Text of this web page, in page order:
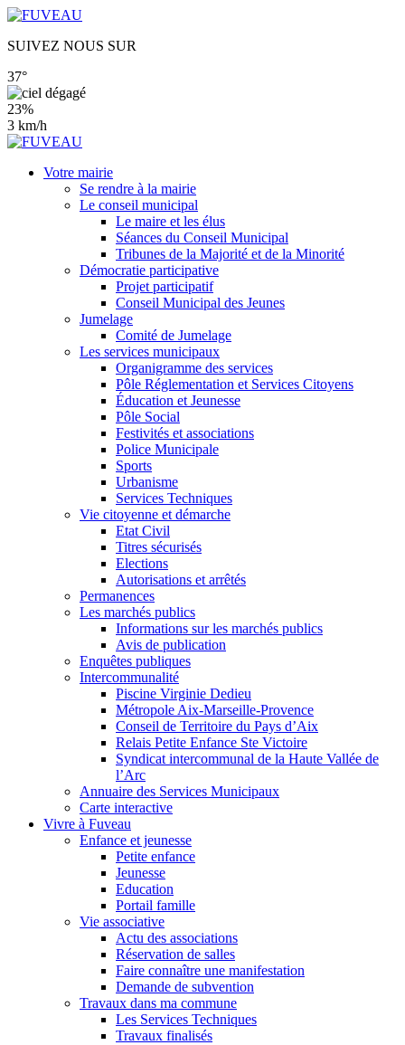
SUIVEZ NOUS SUR
37°
23%
3 km/h
Votre mairie
Se rendre à la mairie
Le conseil municipal
Le maire et les élus
Séances du Conseil Municipal
Tribunes de la Majorité et de la Minorité
Démocratie participative
Projet participatif
Conseil Municipal des Jeunes
Jumelage
Comité de Jumelage
Les services municipaux
Organigramme des services
Pôle Réglementation et Services Citoyens
Éducation et Jeunesse
Pôle Social
Festivités et associations
Police Municipale
Sports
Urbanisme
Services Techniques
Vie citoyenne et démarche
Etat Civil
Titres sécurisés
Elections
Autorisations et arrêtés
Permanences
Les marchés publics
Informations sur les marchés publics
Avis de publication
Enquêtes publiques
Intercommunalité
Piscine Virginie Dedieu
Métropole Aix-Marseille-Provence
Conseil de Territoire du Pays d’Aix
Relais Petite Enfance Ste Victoire
Syndicat intercommunal de la Haute Vallée de
l’Arc
Annuaire des Services Municipaux
Carte interactive
Vivre à Fuveau
Enfance et jeunesse
Petite enfance
Jeunesse
Education
Portail famille
Vie associative
Actu des associations
Réservation de salles
Faire connaître une manifestation
Demande de subvention
Travaux dans ma commune
Les Services Techniques
Travaux finalisés